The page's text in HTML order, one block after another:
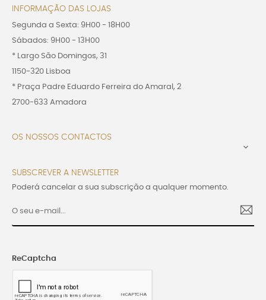
INFORMAÇÃO DAS LOJAS
Segunda a Sexta: 9H00 - 18H00
Sábados: 9H00 - 13H00
* Largo São Domingos, 31
1150-320 Lisboa
* Praça Padre Eduardo Ferreira do Amaral, 2
2700-633 Amadora
OS NOSSOS CONTACTOS

SUBSCREVER A NEWSLETTER
Poderá cancelar a sua subscrição a qualquer momento.
ReCaptcha